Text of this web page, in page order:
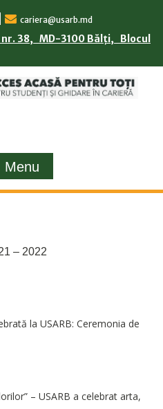
cariera@usarb.md
38, MD-3100 Bălți, Blocul
Menu
– 2022
la USARB: Ceremonia de
– USARB a celebrat arta,